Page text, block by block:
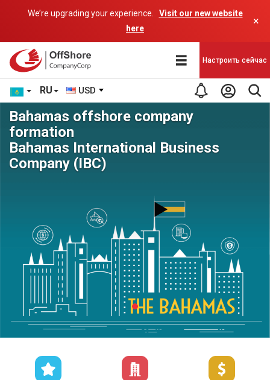
We’re upgrading your experience.
Visit our new website
here
×
RU USD
Настроить сейчас
Bahamas offshore company
formation
Bahamas International Business
Company (IBC)